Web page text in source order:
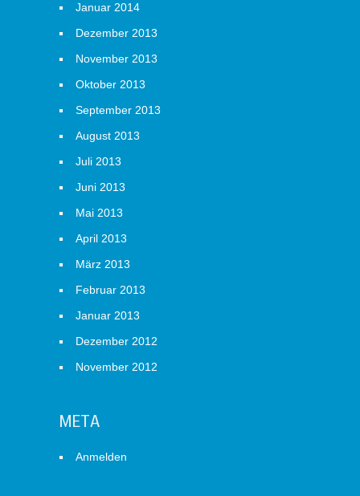
Januar 2014
Dezember 2013
November 2013
Oktober 2013
September 2013
August 2013
Juli 2013
Juni 2013
Mai 2013
April 2013
März 2013
Februar 2013
Januar 2013
Dezember 2012
November 2012
META
Anmelden